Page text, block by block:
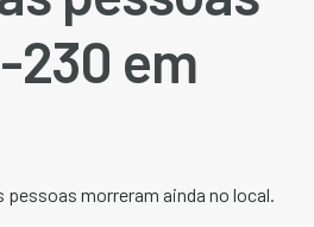
230 em
morreram ainda no local.